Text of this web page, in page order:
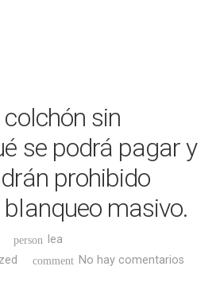
sin
se podrá pagar y
prohibido
masivo.
person lea
comment No hay comentarios